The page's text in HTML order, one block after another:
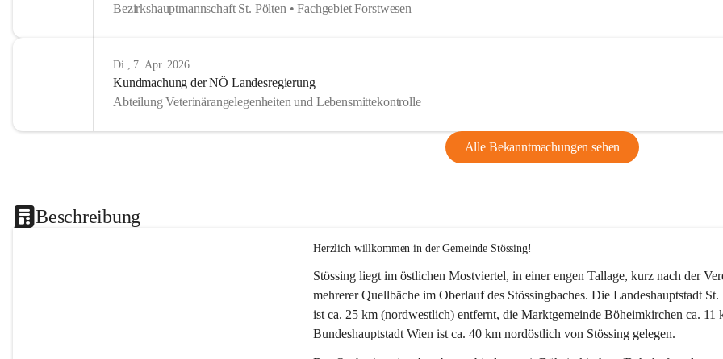
Bezirkshauptmannschaft St. Pölten • Fachgebiet Forstwesen
Di., 7. Apr. 2026
Kundmachung der NÖ Landesregierung
Abteilung Veterinärangelegenheiten und Lebensmittekontrolle
Alle Bekanntmachungen sehen
Beschreibung
Herzlich willkommen in der Gemeinde Stössing!
Stössing liegt im östlichen Mostviertel, in einer engen Tallage, kurz nach der
mehrerer Quellbäche im Oberlauf des Stössingbaches. Die Landeshauptstadt
ist ca. 25 km (nordwestlich) entfernt, die Marktgemeinde Böheimkirchen ca.
Bundeshauptstadt Wien ist ca. 40 km nordöstlich von Stössing gelegen.